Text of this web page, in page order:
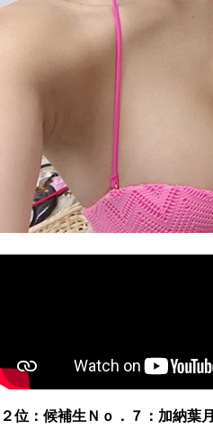
２位：候補生Ｎｏ．７：加納葉月